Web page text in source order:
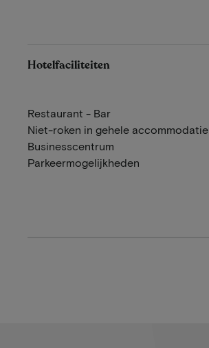
Hotelfaciliteiten
Restaurant - Bar
Niet-roken in gehele accommodatie
Businesscentrum
Parkeermogelijkheden